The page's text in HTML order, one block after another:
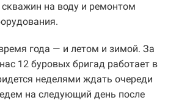
на воду и ремонтом
года — и летом и зимой. За
12 буровых бригад работает в
неделями ждать очереди
на следующий день после